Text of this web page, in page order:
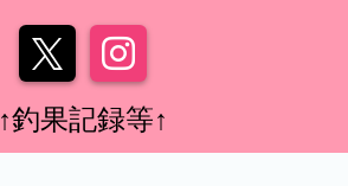
↑釣果記録等↑